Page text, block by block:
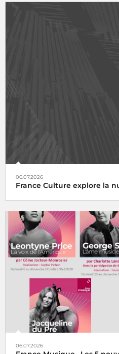
06.07.2026
France Culture explore la
06.07.2026